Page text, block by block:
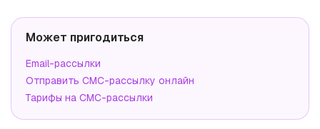
Может пригодиться
Email-рассылки
Отправить СМС-рассылку онлайн
Тарифы на СМС-рассылки